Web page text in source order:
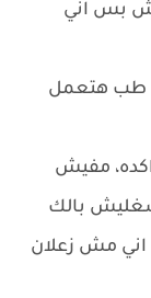
بس اني
طب هتعمل
مفيش
بالك
اني مش زعلان